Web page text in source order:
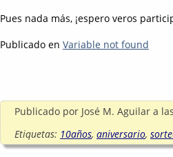
Pues nada más, ¡espero veros
Publicado en Variable not found
Publicado por José M. Aguilar a
Etiquetas: 10años, aniversario,